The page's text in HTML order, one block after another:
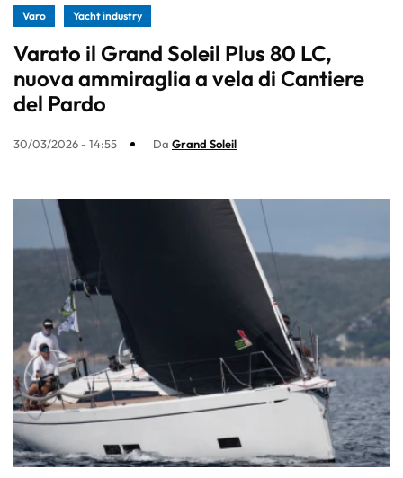
Varo Yacht industry
Varato il Grand Soleil Plus 80 LC,
nuova ammiraglia a vela di Cantiere
del Pardo
30/03/2026 - 14:55 Da Grand Soleil